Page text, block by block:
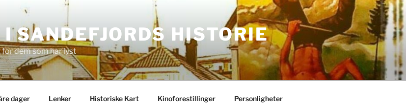
SANDEFJORDS HISTORIE
dem som har lyst
dager Lenker Historiske Kart Kinoforestillinger Personligheter